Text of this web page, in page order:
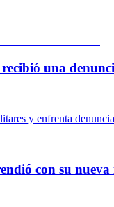
una
y enfrenta
con su nueva